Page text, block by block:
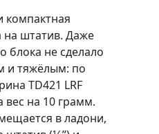
компактная
на штатив. Даже
блока не сделало
и тяжёлым: по
TD421 LRF
вес на 10 грамм.
в ладони,